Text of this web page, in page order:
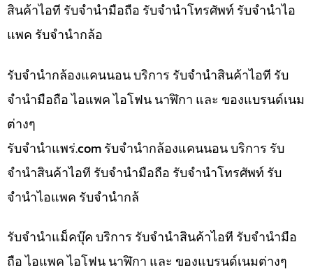
สินค้าไอที รับจำนำมือถือ รับจำนำโทรศัพท์ รับจำนำไอ
แพค รับจำนำกล้อ
รับจำนำกล้องแคนนอน บริการ รับจำนำสินค้าไอที รับ
จำนำมือถือ ไอแพค ไอโฟน นาฬิกา และ ของแบรนด์เนม
ต่างๆ
รับจํานําแพร่.com รับจำนำกล้องแคนนอน บริการ รับ
จำนำสินค้าไอที รับจำนำมือถือ รับจำนำโทรศัพท์ รับ
จำนำไอแพค รับจำนำกล้
รับจำนำแม็คบุ๊ค บริการ รับจำนำสินค้าไอที รับจำนำมือ
ถือ ไอแพค ไอโฟน นาฬิกา และ ของแบรนด์เนมต่างๆ